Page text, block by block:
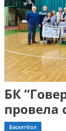
БК
провела
Баскетбол